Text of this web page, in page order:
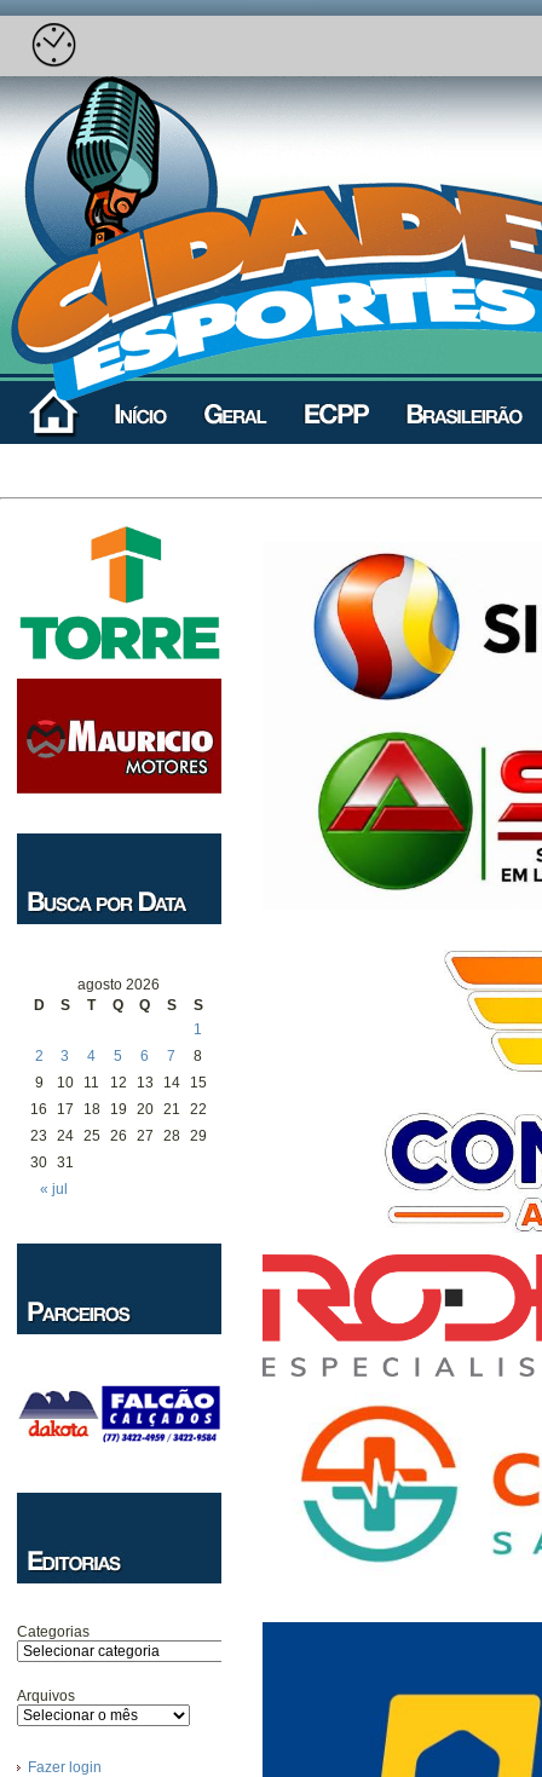
agosto 2026
D
S T Q Q S S
« jul
1
2
3 4 5 6 7
8
9
10 11 12 13 14
15
16
17 18 19 20 21
22
23
24 25 26 27 28 29
30 31
Categorias
Arquivos
Fazer login